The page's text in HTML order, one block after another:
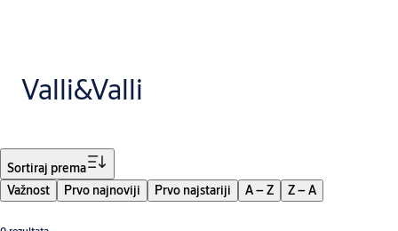
Valli&Valli
Sortiraj prema
Važnost
Prvo najnoviji Prvo najstariji A – Z Z – A